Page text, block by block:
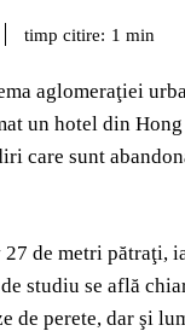
timp citire: 1 min
aglomeraţiei
un hotel din
care sunt
de metri
studiu se află
de perete, dar şi